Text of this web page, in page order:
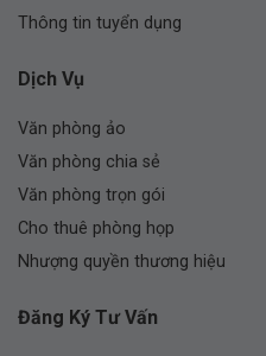
Thông tin tuyển dụng
Dịch Vụ
Văn phòng ảo
Văn phòng chia sẻ
Văn phòng trọn gói
Cho thuê phòng họp
Nhượng quyền thương hiệu
Đăng Ký Tư Vấn